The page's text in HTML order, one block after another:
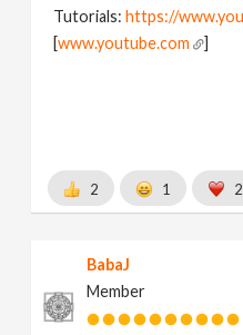
Tutorials:https://
[www.youtube.com ]
2 1 2
BabaJ
Member